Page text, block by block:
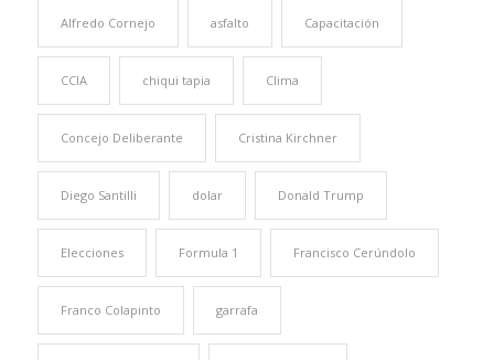
Alfredo Cornejo asfalto Capacitación
CCIA chiqui tapia Clima
Concejo Deliberante Cristina Kirchner
Diego Santilli dolar Donald Trump
Elecciones Formula 1 Francisco Cerúndolo
Franco Colapinto garrafa